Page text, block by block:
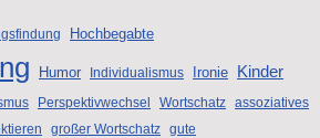
Hochbegabte
Humor Individualismus Ironie Kinder
Perspektivwechsel Wortschatz assoziatives
großer Wortschatz gute